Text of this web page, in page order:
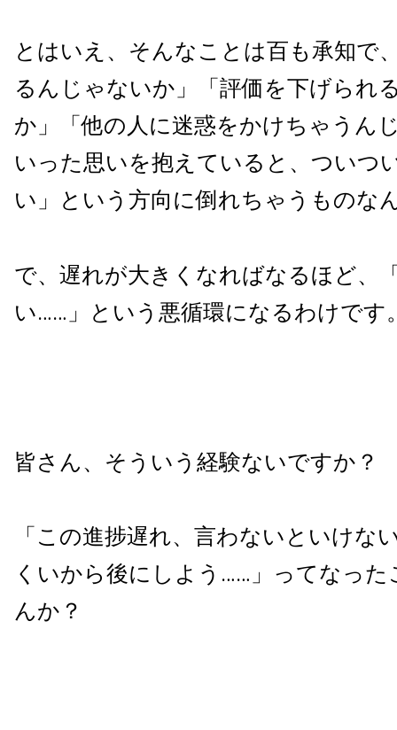
とはいえ、そんなことは百も承知で
るんじゃないか」「評価を下げられ
か」「他の人に迷惑をかけちゃうん
いった思いを抱えていると、ついつ
い」という方向に倒れちゃうものな
で、遅れが大きくなればなるほど、
い……」という悪循環になるわけです
皆さん、そういう経験ないですか？
「この進捗遅れ、言わないといけな
くいから後にしよう……」ってなった
んか？